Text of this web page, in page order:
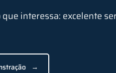
interessa: excelente
→